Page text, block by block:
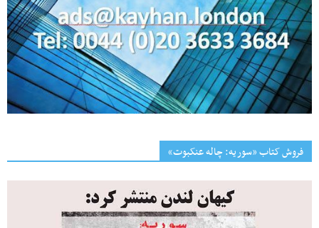
فروش کتاب «سوریه: چاله عنکبوت»